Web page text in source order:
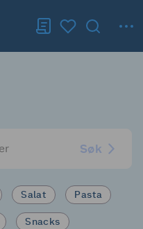
Søk
Salat Pasta
Snacks